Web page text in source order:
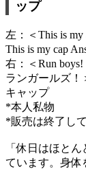
ップ
左：＜This is my
This is my cap
右：＜Run
ランガールズ！
キャップ
*本人私物
*販売は終了し
「休日はほと
ています。身体